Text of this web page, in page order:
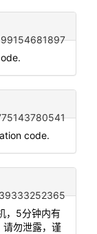
code.
，5分钟内有
请勿泄露，谨